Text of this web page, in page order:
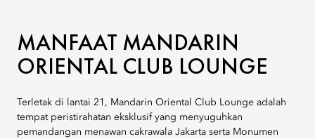
MANFAAT MANDARIN
ORIENTAL CLUB LOUNGE
Terletak di lantai 21, Mandarin Oriental Club Lounge adalah
tempat peristirahatan eksklusif yang menyuguhkan
pemandangan menawan cakrawala Jakarta serta Monumen